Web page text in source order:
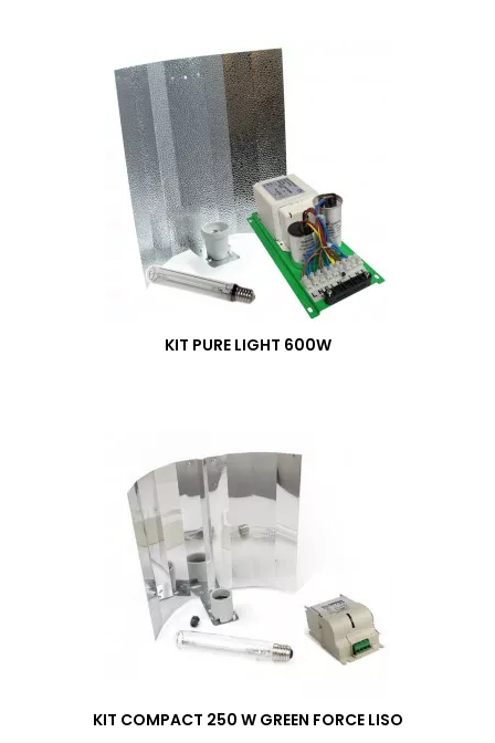
KIT PURE LIGHT 600W
KIT COMPACT 250 W GREEN FORCE LISO